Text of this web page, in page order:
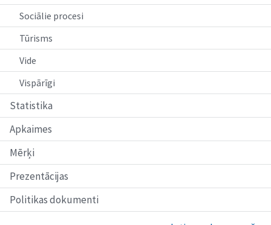
Sociālie procesi
Tūrisms
Vide
Vispārīgi
Statistika
Apkaimes
Mērķi
Prezentācijas
Politikas dokumenti